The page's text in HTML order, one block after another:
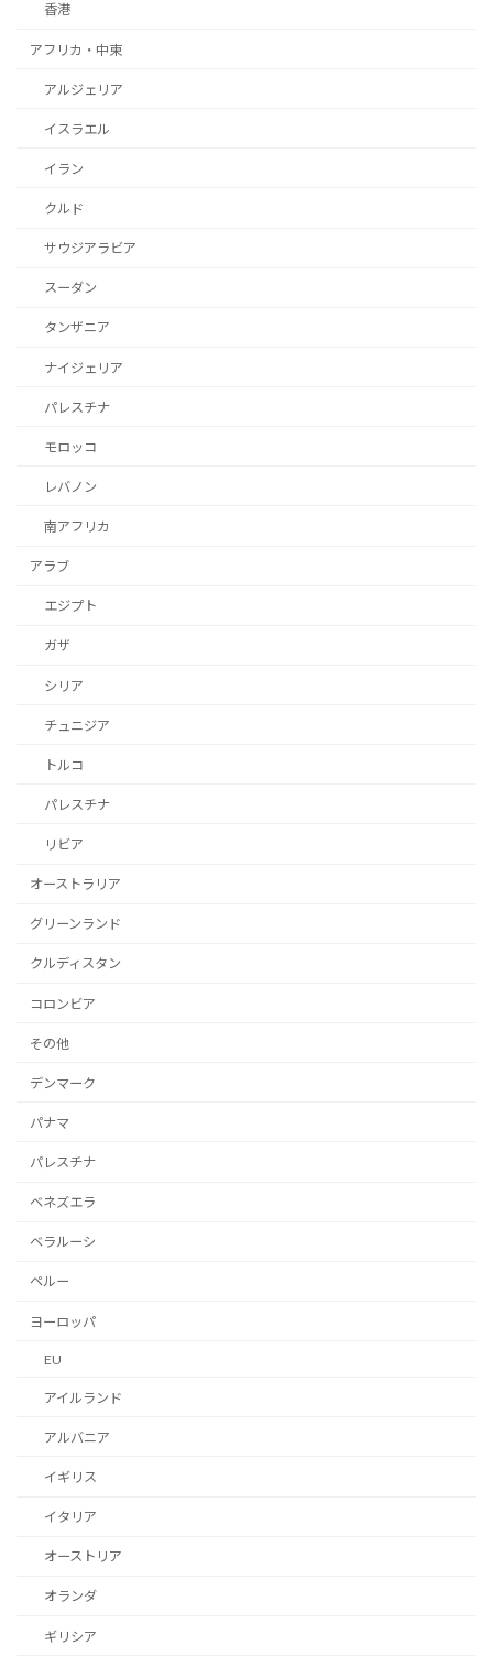
香港
アフリカ・中東
アルジェリア
イスラエル
イラン
クルド
サウジアラビア
スーダン
タンザニア
ナイジェリア
パレスチナ
モロッコ
レバノン
南アフリカ
アラブ
エジプト
ガザ
シリア
チュニジア
トルコ
パレスチナ
リビア
オーストラリア
グリーンランド
クルディスタン
コロンビア
その他
デンマーク
パナマ
パレスチナ
ベネズエラ
ベラルーシ
ペルー
ヨーロッパ
EU
アイルランド
アルバニア
イギリス
イタリア
オーストリア
オランダ
ギリシア